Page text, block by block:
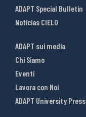
ADAPT Special Bulletin
Noticias CIELO
ADAPT sui media
Chi Siamo
Eventi
Lavora con Noi
ADAPT University Press